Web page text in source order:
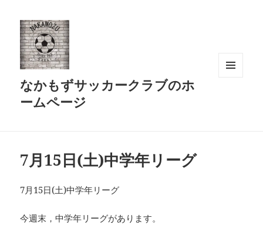
なかもずサッカークラブのホ
ームページ
7月15日(土)中学年リーグ
7月15日(土)中学年リーグ
今週末，中学年リーグがあります。